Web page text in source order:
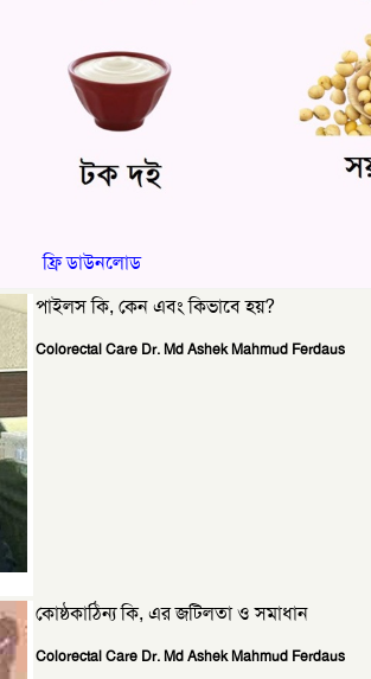
ফ্রি ডাউনলোড
পাইলস কি, কেন এবং কিভাবে হয়?
Colorectal Care Dr. Md Ashek Mahmud Ferdaus
কোষ্ঠকাঠিন্য কি, এর জটিলতা ও সমাধান
Colorectal Care Dr. Md Ashek Mahmud Ferdaus